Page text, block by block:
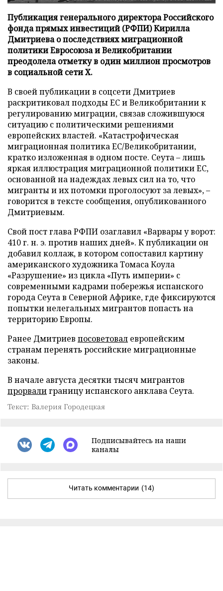
Публикация генерального директора Российского
фонда прямых инвестиций (РФПИ) Кирилла
Дмитриева о последствиях миграционной
политики Евросоюза и Великобритании
преодолела отметку в один миллион просмотров
в социальной сети X.
В своей публикации в соцсети Дмитриев
раскритиковал подходы ЕС и Великобритании к
регулированию миграции, связав сложившуюся
ситуацию с политическими решениями
европейских властей. «Катастрофическая
миграционная политика ЕС/Великобритании,
кратко изложенная в одном посте. Сеута – лишь
яркая иллюстрация миграционной политики ЕС,
основанной на надеждах левых сил на то, что
мигранты и их потомки проголосуют за левых», –
говорится в тексте сообщения, опубликованного
Дмитриевым.
Свой пост глава РФПИ озаглавил «Варвары у ворот:
410 г. н. э. против наших дней». К публикации он
добавил коллаж, в котором сопоставил картину
американского художника Томаса Коула
«Разрушение» из цикла «Путь империи» с
современными кадрами побережья испанского
города Сеута в Северной Африке, где фиксируются
попытки нелегальных мигрантов попасть на
территорию Европы.
Ранее Дмитриев посоветовал европейским
странам перенять российские миграционные
законы.
В начале августа десятки тысяч мигрантов
прорвалиграницу испанского анклава Сеута.
Текст: Валерия Городецкая
Подписывайтесь на наши
каналы
Читать комментарии (14)